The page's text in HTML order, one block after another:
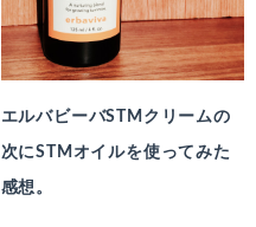
エルバビーバSTMクリームの
次にSTMオイルを使ってみた
感想。